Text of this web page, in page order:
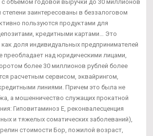
с объемом годовой выручки до 30 миллионов
заинтересованы в беззалоговом
пользуются продуктами для
кредитными картами… Это
доля индивидуальных предпринимателей
преобладает над юридическими лицами,
более 30 миллионов рублей более
расчетным сервисом, эквайрингом,
линиями. Причем это была не
а мошенничество служащих прокатной
Гиповитаминоз Е, реконвалесценция
и тяжелых соматических заболеваний),
стоимости Бор, пожилой возраст,